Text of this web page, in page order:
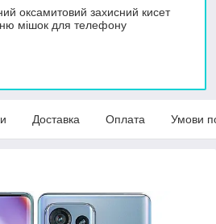
оксамитовий захисний кисет
мішок для телефону
Доставка Оплата Умови